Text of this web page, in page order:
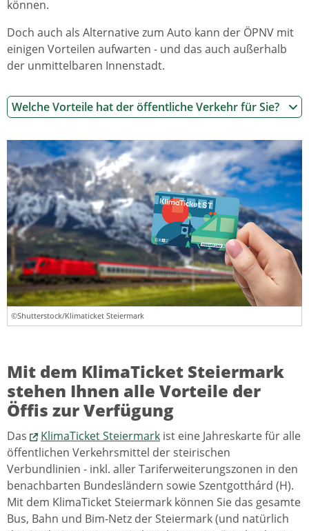
können.
Doch auch als Alternative zum Auto kann der ÖPNV mit
einigen Vorteilen aufwarten - und das auch außerhalb
der unmittelbaren Innenstadt.
Welche Vorteile hat der öffentliche Verkehr für Sie?
©Shutterstock/Klimaticket Steiermark
Mit dem KlimaTicket Steiermark
stehen Ihnen alle Vorteile der
Öffis zur Verfügung
Das KlimaTicket Steiermark ist eine Jahreskarte für alle
öffentlichen Verkehrsmittel der steirischen
Verbundlinien - inkl. aller Tariferweiterungszonen in den
benachbarten Bundesländern sowie Szentgotthárd (H).
Mit dem KlimaTicket Steiermark können Sie das gesamte
Bus, Bahn und Bim-Netz der Steiermark (und natürlich